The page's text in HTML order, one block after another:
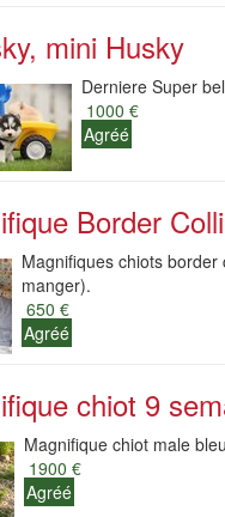
mini Husky
Derniere Super
1000 €
Agréé
Border
Magnifiques chiots
manger).
650 €
Agréé
chiot 9
Magnifique chiot male
1900 €
Agréé